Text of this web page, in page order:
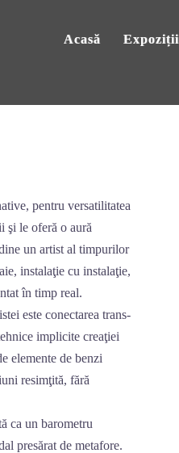
Acasă Expoziții
pentru versatilitatea
şi le oferă o aură
un artist al timpurilor
instalaţie cu instalaţie,
în timp real.
este conectarea trans-
implicite creaţiei
elemente de benzi
resimţită, fără
ca un barometru
presărat de metafore.